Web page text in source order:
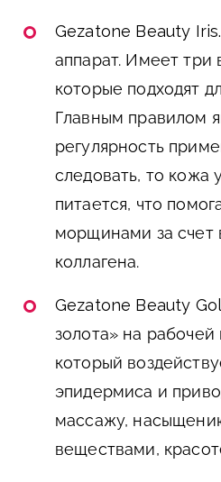
Gezatone Beauty Iris.
аппарат. Имеет три
которые подходят
Главным правилом
регулярность
следовать, то кожа
питается, что
морщинами за счет
коллагена.
Gezatone Beauty
золота» на рабочей
который
эпидермиса и
массажу,
веществами,